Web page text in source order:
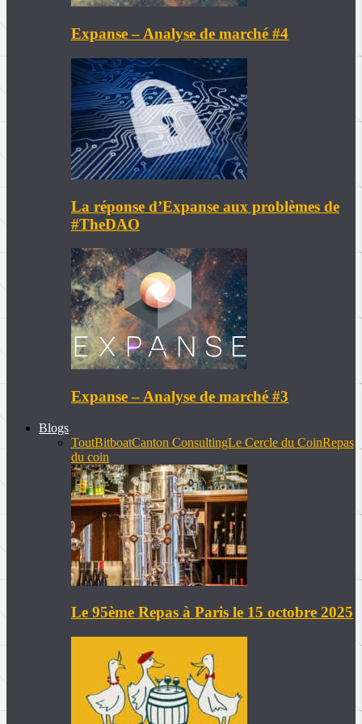
Expanse – Analyse de marché #4
La réponse d’Expanse aux problèmes de
#TheDAO
Expanse – Analyse de marché #3
Blogs
ToutBitboatCanton ConsultingLe Cercle du CoinRepas
du coin
Le 95ème Repas à Paris le 15 octobre 2025